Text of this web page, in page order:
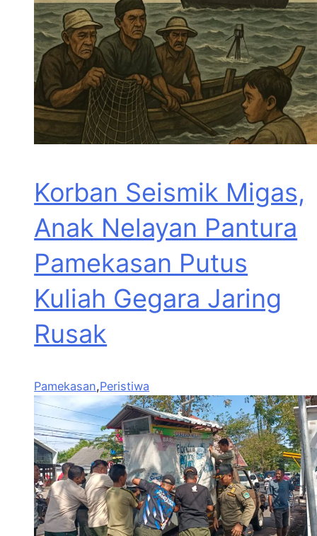
Korban Seismik Migas,
Anak Nelayan Pantura
Pamekasan Putus
Kuliah Gegara Jaring
Rusak
Pamekasan,Peristiwa